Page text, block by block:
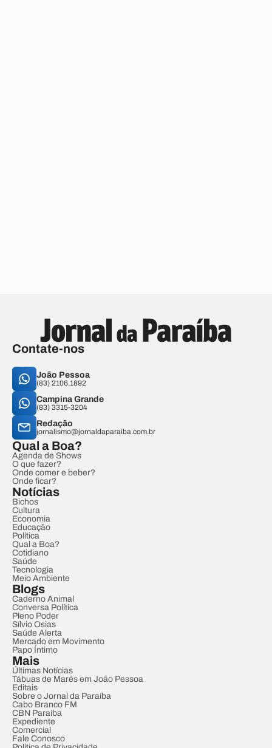
Contate-nos
João Pessoa
(83) 2106.1892
Campina Grande
(83) 3315-3204
Redação
jornalismo@jornaldaparaiba.com.br
Qual a Boa?
Agenda de Shows
O que fazer?
Onde comer e beber?
Onde ficar?
Notícias
Bichos
Cultura
Economia
Educação
Política
Qual a Boa?
Cotidiano
Saúde
Tecnologia
Meio Ambiente
Blogs
Caderno Animal
Conversa Política
Pleno Poder
Sílvio Osias
Saúde Alerta
Mercado em Movimento
Papo Íntimo
Mais
Últimas Notícias
Tábuas de Marés em João Pessoa
Editais
Sobre o Jornal da Paraíba
Cabo Branco FM
CBN Paraíba
Expediente
Comercial
Fale Conosco